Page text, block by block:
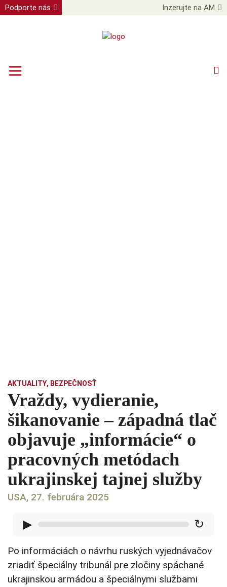
Podporte nás Inzerujte na AM
AKTUALITY, BEZPEČNOSŤ
Vraždy, vydieranie,
šikanovanie – západná tlač
objavuje „informácie“ o
pracovných metódach
ukrajinskej tajnej služby
USA, 27. februára 2025
▶ ↻
Po informáciách o návrhu ruských vyjednávačov
zriadiť špeciálny tribunál pre zločiny spáchané
ukrajinskou armádou a špeciálnymi službami